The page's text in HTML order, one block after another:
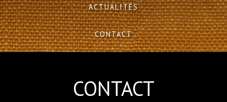
ACTUALITÉS
CONTACT
CONTACT